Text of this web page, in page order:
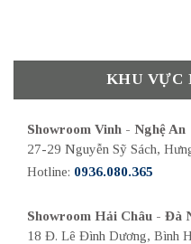
KHU VỰC
Showroom Vinh - Nghệ An
27-29 Nguyễn Sỹ Sách,
Hotline: 0936.080.365
Showroom Hải Châu - Đà
18 Đ. Lê Đình Dương, Bình